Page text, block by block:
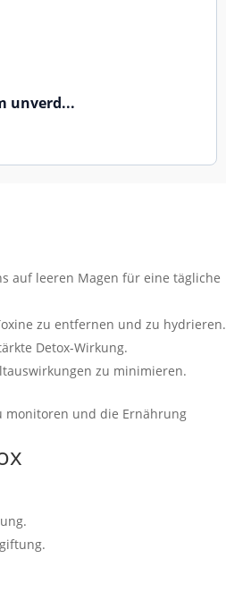
unverd...
auf leeren Magen für eine tägliche
zu entfernen und zu hydrieren.
Detox-Wirkung.
zu minimieren.
monitoren und die Ernährung